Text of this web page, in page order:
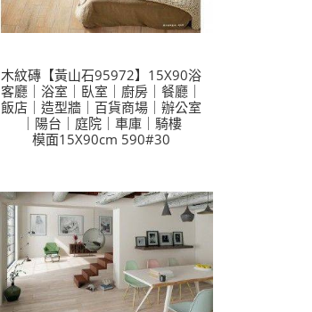
木紋磚【黃山石95972】15X90浴
客廳｜浴室｜臥室｜廚房｜餐廳｜
飯店｜造型牆｜百貨商場｜辦公室
｜陽台｜庭院｜車庫｜騎樓
模面15X90cm 590#30